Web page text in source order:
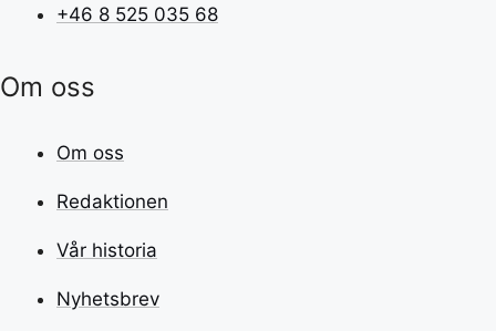
+46 8 525 035 68
Om oss
Om oss
Redaktionen
Vår historia
Nyhetsbrev